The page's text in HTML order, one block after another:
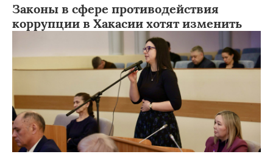
Законы в сфере противодействия
коррупции в Хакасии хотят изменить